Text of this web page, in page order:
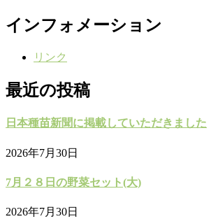
グ
インフォメーション
リンク
最近の投稿
日本種苗新聞に掲載していただきました
2026年7月30日
7月２８日の野菜セット(大)
2026年7月30日